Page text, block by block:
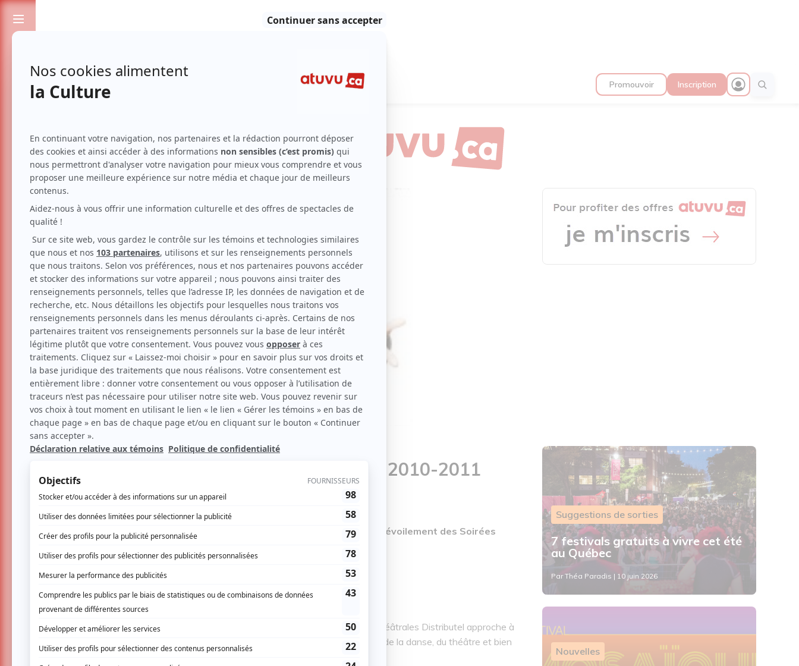
Passionnés de spectacles et de culture Promouvoir Inscription
Divers
Dévoilement des Soirées Théâtrales 2010-2011
Aucune offre promotionnelle disponible
Soyez les premiers avisés dès qu'il y aura une offre promo pour Dévoilement des Soirées
Une soirée sous le signe de la découverte !
Le dévoilement de la prochaine saison des séries Maestria et Soirées Théâtrales Distributel approche à
grand pas. Au menu : du jazz, de la musique de concert, du chant lyrique, de la danse, du théâtre et bien
d’autres découvertes artistiques.
Suggestions de sorties
7 festivals gratuits à vivre cet été
au Québec
Par Théa Paradis | 10 juin 2026
Nouvelles